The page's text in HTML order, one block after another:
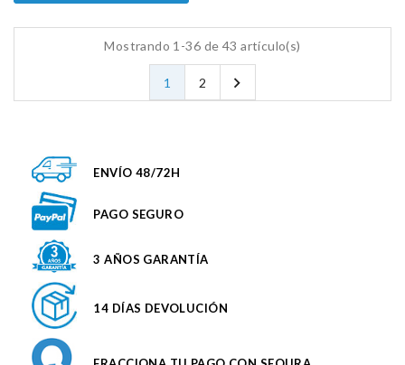
Mostrando 1-36 de 43 artículo(s)
1 2 
ENVÍO 48/72H
PAGO SEGURO
3 AÑOS GARANTÍA
14 DÍAS DEVOLUCIÓN